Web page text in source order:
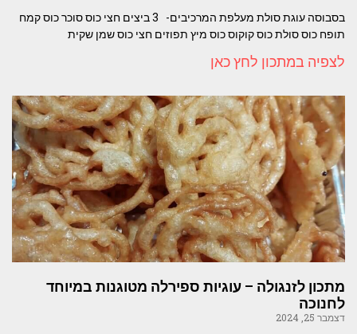
בסבוסה עוגת סולת מעלפת המרכיבים- 3 ביצים חצי כוס סוכר כוס קמח
תופח כוס סולת כוס קוקוס כוס מיץ תפוזים חצי כוס שמן שקית
לצפיה במתכון לחץ כאן
מתכון לזנגולה – עוגיות ספירלה מטוגנות במיוחד
לחנוכה
דצמבר 25, 2024